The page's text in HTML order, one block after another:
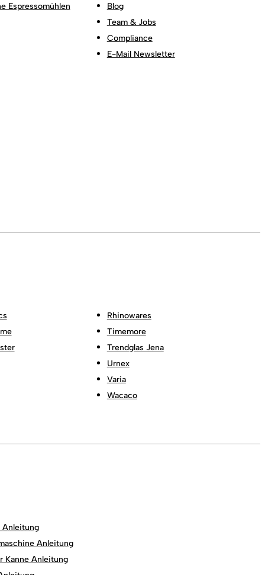
Espressomühlen
Blog
Team & Jobs
Compliance
E-Mail Newsletter
Rhinowares
Timemore
Trendglas Jena
Urnex
Varia
Wacaco
Anleitung
Anleitung
Kanne Anleitung